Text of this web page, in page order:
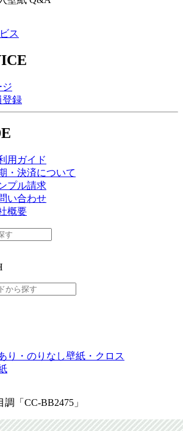
ス
ジ
登録
用ガイド
・決済について
プル請求
い合わせ
概要
り・のりなし壁紙・クロス
「CC-BB2475」